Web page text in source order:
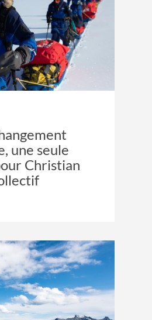
une seule
Christian